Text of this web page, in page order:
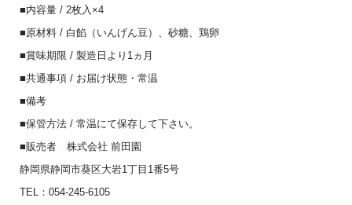
■内容量 / 2枚入×4
■原材料 / 白餡（いんげん豆）、砂糖、鶏卵
■賞味期限 / 製造日より1ヵ月
■共通事項 / お届け状態・常温
■備考
■保管方法 / 常温にて保存して下さい。
■販売者 株式会社 前田園
静岡県静岡市葵区大岩1丁目1番5号
TEL：054-245-6105